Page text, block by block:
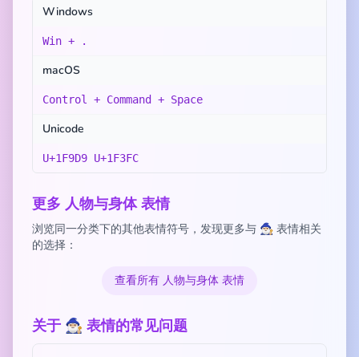
Windows
Win + .
macOS
Control + Command + Space
Unicode
U+1F9D9 U+1F3FC
更多 人物与身体 表情
浏览同一分类下的其他表情符号，发现更多与 🧙🏼‍♂️ 表情相关
的选择：
查看所有 人物与身体 表情
关于 🧙🏼‍♂️ 表情的常见问题